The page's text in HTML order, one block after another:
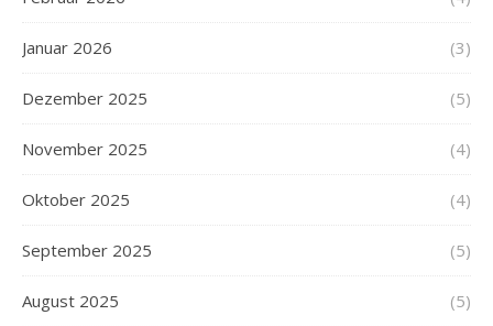
Januar 2026 (3)
Dezember 2025 (5)
November 2025 (4)
Oktober 2025 (4)
September 2025 (5)
August 2025 (5)